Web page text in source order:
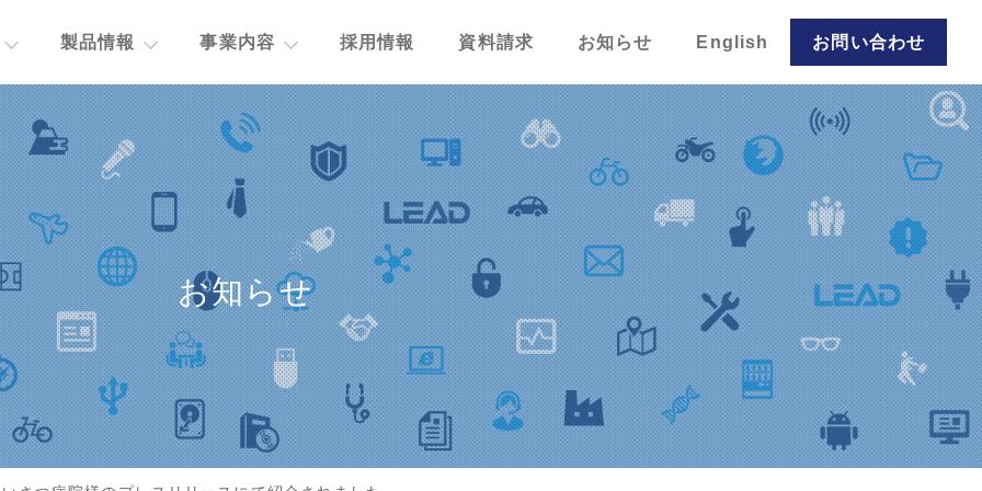
製品情報 事業内容 採用情報 資料請求 お知らせ English お問い合わせ
お知らせ